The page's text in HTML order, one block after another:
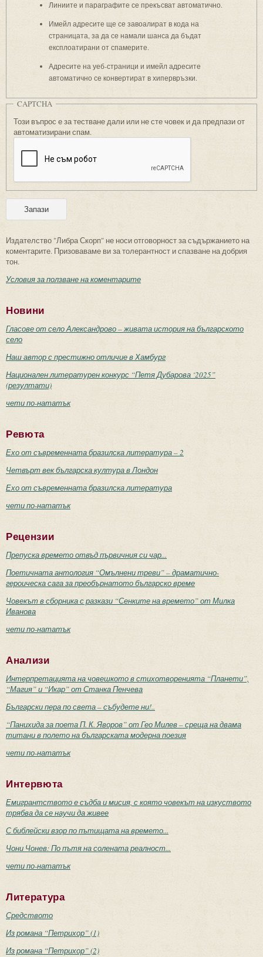
Линиите и параграфите се прекъсват автоматично.
Имейл адресите ще се завоалират в кода на
страницата, за да се намали шанса да бъдат
експлоатирани от спамерите.
Адресите на уеб-страници и имейл адресите
автоматично се конвертират в хипервръзки.
CAPTCHA
Този въпрос е за тестване дали или не сте човек и да предпази от
автоматизирани спам.
Издателство "Либра Скорп" не носи отговорност за съдържанието на
коментарите. Призоваваме ви за толерантност и спазване на добрия
тон.
Условия за ползване на коментарите
Новини
Гласове от село Александрово – живата история на българското
село
Наш автор с престижно отличие в Хамбург
Национален литературен конкурс “Петя Дубарова ‘2025”
(резултати)
чети по-нататък
Ревюта
Ехо от съвременната бразилска литература – 2
Четвърт век българска култура в Лондон
Ехо от съвременната бразилска литература
чети по-нататък
Рецензии
Препуска времето отвъд първичния си чар...
Поетичната антология “Омълнени треви” – драматично-
героическа сага за преобърнатото българско време
Човекът в сборника с разкази “Сенките на времето” от Милка
Иванова
чети по-нататък
Анализи
Интерпретацията на човешкото в стихотворенията “Планети”,
“Магия” и “Икар” от Станка Пенчева
Български пера по света – събудете ни!..
“Панихида за поета П. К. Яворов” от Гео Милев – среща на двама
титани в полето на българската модерна поезия
чети по-нататък
Интервюта
Емигрантството е съдба и мисия, с която човекът на изкуството
трябва да се научи да живее
С библейски взор по пътищата на времето...
Чони Чонев: По пътя на солената реалност...
чети по-нататък
Литература
Средството
Из романа “Петрихор” (1)
Из романа “Петрихор” (2)